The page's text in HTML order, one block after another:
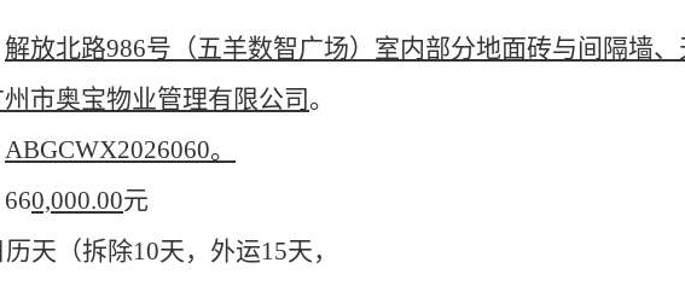
解放北路986号（五羊数智广场）室内部分地面砖与间隔墙
州市奥宝物业管理有限公司 。
ABGCWX2026060。
660,000.00元
历天（拆除10天，外运15天，